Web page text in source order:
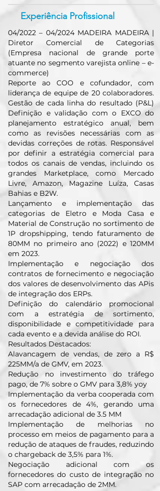
Experiência Profissional
04/2022 – 04/2024 MADEIRA MADEIRA |
Diretor Comercial de Categorias
(Empresa nacional de grande porte
atuante no segmento varejista online – e-
commerce)
Reporte ao COO e cofundador, com
liderança de equipe de 20 colaboradores.
Gestão de cada linha do resultado (P&L)
Definição e validação com o EXCO do
planejamento estratégico anual, bem
como as revisões necessárias com as
devidas correções de rotas. Responsável
por definir a estratégia comercial para
todos os canais de vendas, incluindo os
grandes Marketplace, como Mercado
Livre, Amazon, Magazine Luíza, Casas
Bahias e B2W.
Lançamento e implementação das
categorias de Eletro e Moda Casa e
Material de Construção no sortimento de
1P dropshipping, tendo faturamento de
80MM no primeiro ano (2022) e 120MM
em 2023.
Implementação e negociação dos
contratos de fornecimento e negociação
dos valores de desenvolvimento das APis
de integração dos ERPs.
Definição do calendário promocional
com a estratégia de sortimento,
disponibilidade e competitividade para
cada evento e a devida análise do ROI.
Resultados Destacados:
Alavancagem de vendas, de zero a R$
225MM/a de GMV, em 2023.
Redução no investimento do tráfego
pago, de 7% sobre o GMV para 3,8% yoy
Implementação da verba cooperada com
os fornecedores de 4%, gerando uma
arrecadação adicional de 3.5 MM
Implementação de melhorias no
processo em meios de pagamento para a
redução de ataques de fraudes, reduzindo
o chargeback de 3,5% para 1%.
Negociação adicional com os
fornecedores do custo de integração no
SAP com arrecadação de 2MM.